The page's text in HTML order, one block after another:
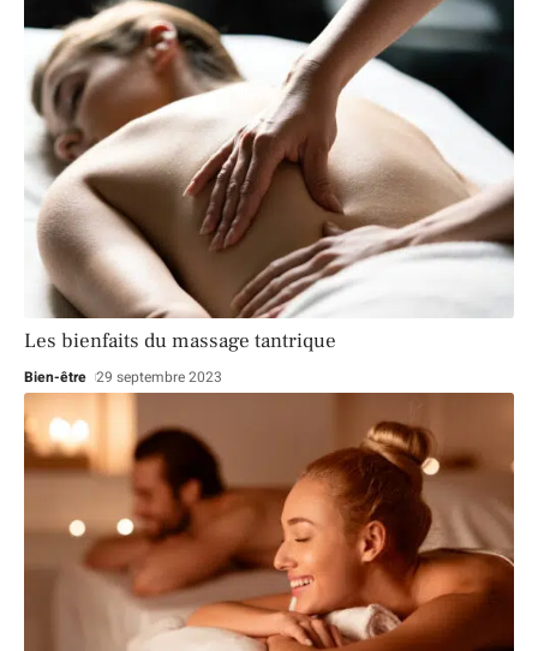
Les bienfaits du massage tantrique
Bien-être 29 septembre 2023